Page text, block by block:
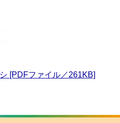
[PDFファイル／261KB]